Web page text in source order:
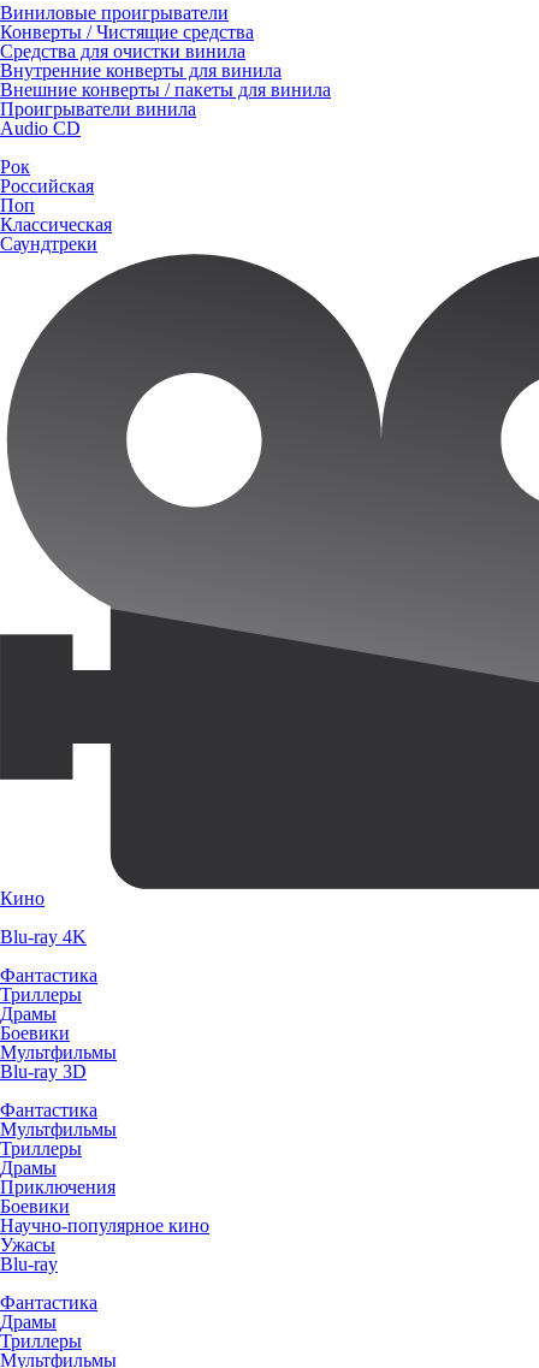
Виниловые проигрыватели
Конверты / Чистящие средства
Средства для очистки винила
Внутренние конверты для винила
Внешние конверты / пакеты для винила
Проигрыватели винила
Audio CD
Рок
Российская
Поп
Классическая
Саундтреки
Кино
Blu-ray 4K
Фантастика
Триллеры
Драмы
Боевики
Мультфильмы
Blu-ray 3D
Фантастика
Мультфильмы
Триллеры
Драмы
Приключения
Боевики
Научно-популярное кино
Ужасы
Blu-ray
Фантастика
Драмы
Триллеры
Мультфильмы